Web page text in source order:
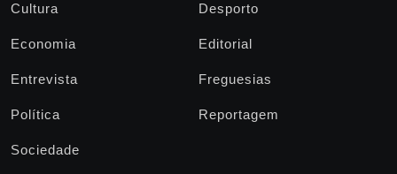
Cultura Desporto
Economia Editorial
Entrevista Freguesias
Política Reportagem
Sociedade